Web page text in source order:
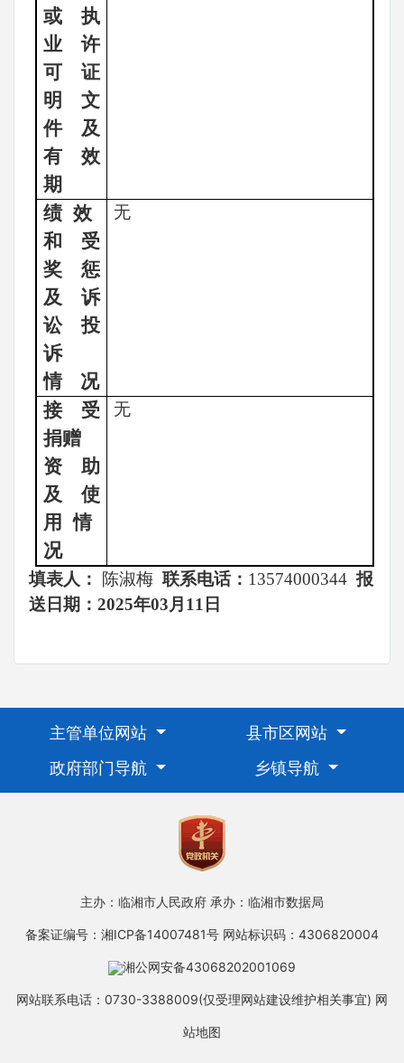
或执
业许
可证
明文
件及
有效
期
绩 效
和受
奖惩
及诉
讼投
诉
情
况
无
接受
捐赠
资助
及使
用
情
况
无
填表人： 陈淑梅 联系电话： 13574000344报
送日期： 2025年03月11日
主管单位网站
县市区网站
政府部门导航
乡镇导航
主办：临湘市人民政府 承办：临湘市数据局
备案证编号：湘ICP备14007481号 网站标识码：4306820004
湘公网安备43068202001069
网站联系电话：0730-3388009(仅受理网站建设维护相关事宜) 网
站地图